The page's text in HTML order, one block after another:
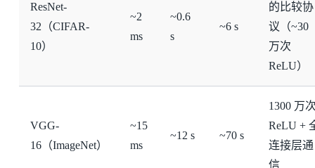
ResNet-
32（CIFAR-
10）
~2
ms
~0.6
s
~6 s
的比较协
议（~30
万次
ReLU）
VGG-
16（ImageNet）
~15
ms
~12 s ~70 s
1300 万
ReLU +
连接层通
信